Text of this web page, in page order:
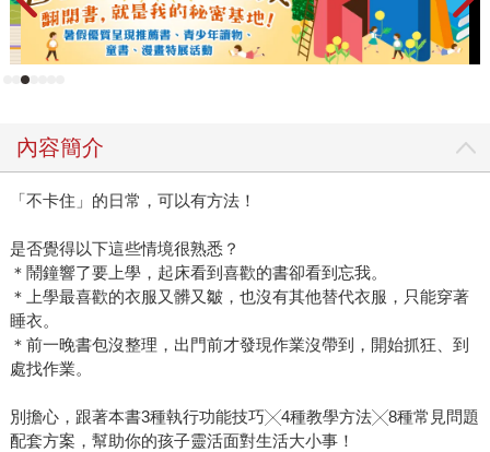
內容簡介
「不卡住」的日常，可以有方法！
是否覺得以下這些情境很熟悉？
＊鬧鐘響了要上學，起床看到喜歡的書卻看到忘我。
＊上學最喜歡的衣服又髒又皺，也沒有其他替代衣服，只能穿著
睡衣。
＊前一晚書包沒整理，出門前才發現作業沒帶到，開始抓狂、到
處找作業。
別擔心，跟著本書3種執行功能技巧╳4種教學方法╳8種常見問題
配套方案，幫助你的孩子靈活面對生活大小事！